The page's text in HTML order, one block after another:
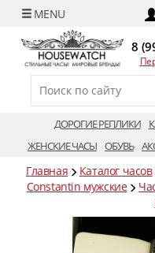
8
ДОРОГИЕ РЕПЛИКИ
ЖЕНСКИЕ ЧАСЫ ОБУВЬ
Главная Каталог часов
Constantin мужские